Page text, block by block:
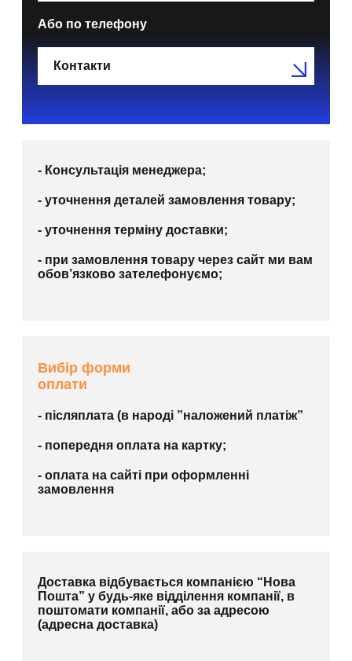
Або по телефону
Контакти
- Консультація менеджера;
- уточнення деталей замовлення товару;
- уточнення терміну доставки;
- при замовлення товару через сайт ми вам
обов’язково зателефонуємо;
Вибір форми
оплати
- післяплата (в народі ”наложений платіж”
- попередня оплата на картку;
- оплата на сайті при оформленні
замовлення
Доставка відбувається компанією “Нова
Пошта” у будь-яке відділення компанії, в
поштомати компанії, або за адресою
(адресна доставка)